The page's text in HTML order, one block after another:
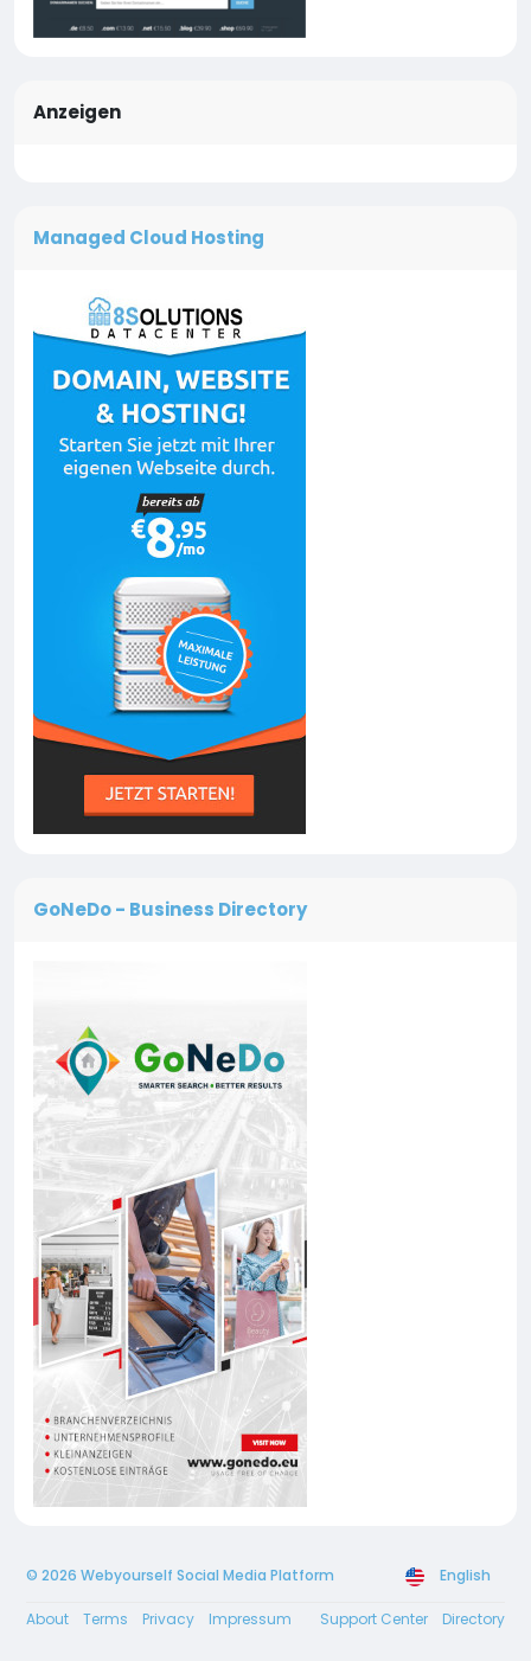
Anzeigen
Managed Cloud Hosting
GoNeDo - Business Directory
© 2026 Webyourself Social Media Platform English
About Terms Privacy Impressum Support Center Directory